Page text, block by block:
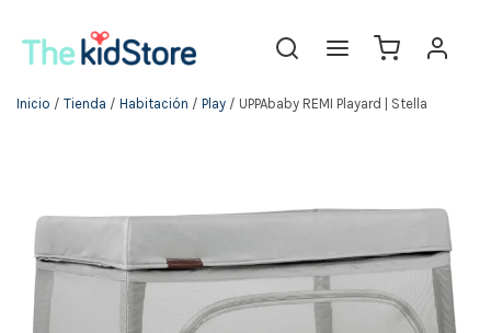
Inicio / Tienda / Habitación / Play / UPPAbaby REMI Playard | Stella